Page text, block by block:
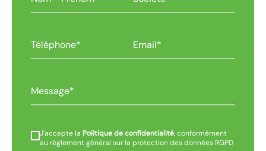
J'accepte la Politique de confidentialité, conformément
au règlement général sur la protection des données RGPD